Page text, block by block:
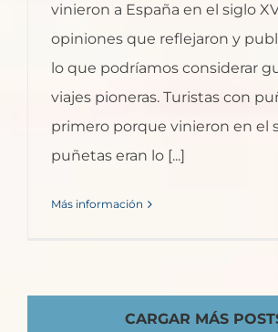
vinieron a España en el siglo
opiniones que reflejaron y
lo que podríamos considerar
viajes pioneras. Turistas con
primero porque vinieron en el
puñetas eran lo [...]
Más información
CARGAR MÁS